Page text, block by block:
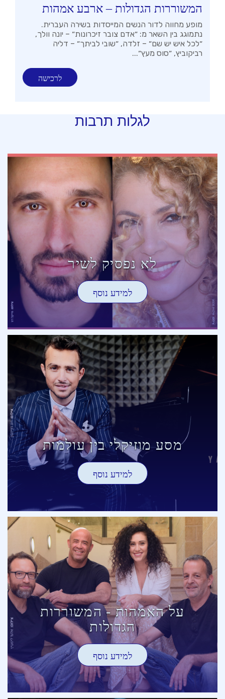
המשוררות הגדולות – ארבע אמהות
מופע מחווה לדור הנשים המייסדות בשירה העברית.
נתמוגג בין השאר מ: ״אדם צובר זיכרונות״ – יונה וולך,
״לכל איש יש שם״ – זלדה, ״שובי לביתך״ – דליה
רביקוביץ, ״סוס מעץ״...
לרכישה
לגלות תרבות
לא נפסיק לשיר
למידע נוסף
מסע מוזיקלי בין עולמות
למידע נוסף
על האמהות - המשוררות
הגדולות
למידע נוסף